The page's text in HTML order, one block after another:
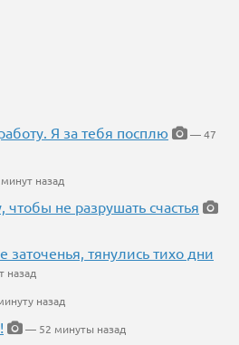
Я за тебя посплю
— 47
назад
не разрушать счастья
заточенья, тянулись тихо дни
назад
назад
— 52 минуты назад